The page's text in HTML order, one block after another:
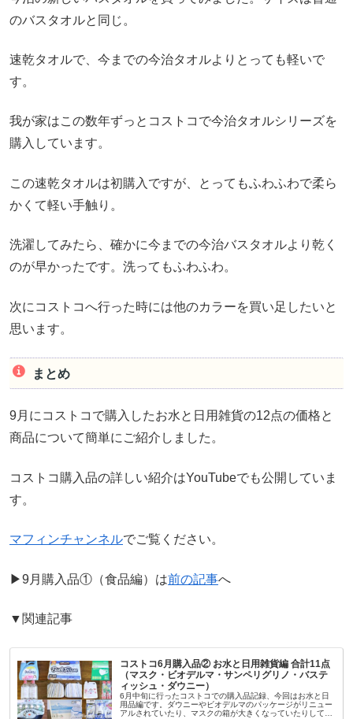
のバスタオルと同じ。
速乾タオルで、今までの今治タオルよりとっても軽いで
す。
我が家はこの数年ずっとコストコで今治タオルシリーズを
購入しています。
この速乾タオルは初購入ですが、とってもふわふわで柔ら
かくて軽い手触り。
洗濯してみたら、確かに今までの今治バスタオルより乾く
のが早かったです。洗ってもふわふわ。
次にコストコへ行った時には他のカラーを買い足したいと
思います。
まとめ
9月にコストコで購入したお水と日用雑貨の12点の価格と
商品について簡単にご紹介しました。
コストコ購入品の詳しい紹介はYouTubeでも公開していま
す。
マフィンチャンネルでご覧ください。
▶︎9月購入品①（食品編）は前の記事へ
▼関連記事
コストコ6月購入品② お水と日用雑貨編 合計11点
（マスク・ビオデルマ・サンペリグリノ・バステ
ィッシュ・ダウニー）
6月中旬に行ったコストコでの購入品記録、今回はお水と日
用品編です。ダウニーやビオデルマのパッケージがリニュー
アルされていたり、マスクの箱が大きくなっていたりして、